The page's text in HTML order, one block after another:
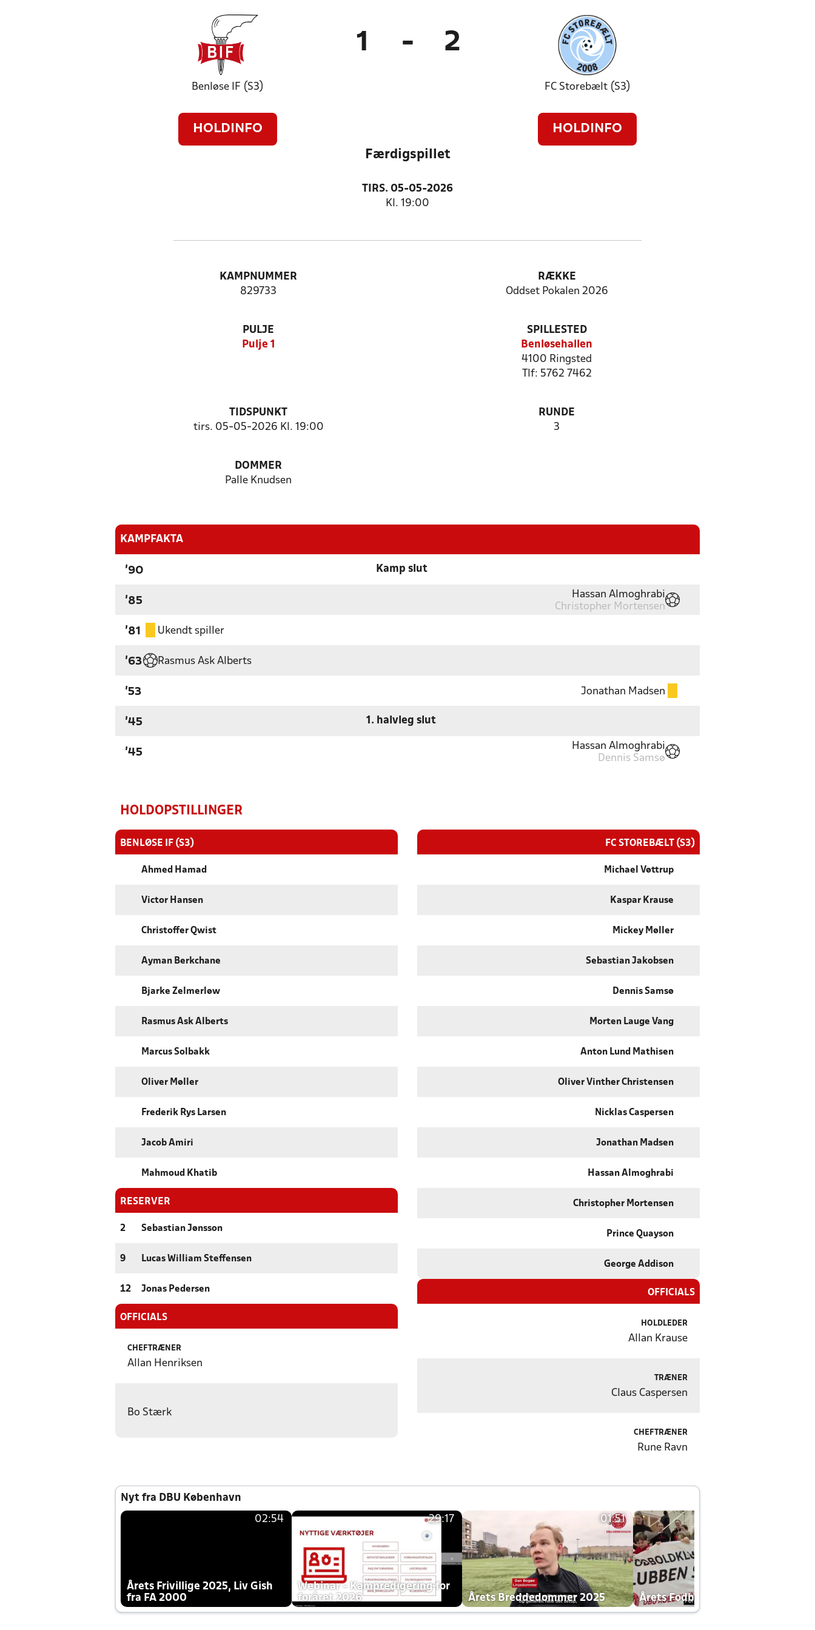
Benløse IF (S3)
HOLDINFO
1 - 2
FC Storebælt (S3)
HOLDINFO
Færdigspillet
TIRS. 05-05-2026
Kl. 19:00
KAMPNUMMER
829733
RÆKKE
Oddset Pokalen 2026
PULJE
Pulje 1
SPILLESTED
Benløsehallen
4100 Ringsted
Tlf: 5762 7462
TIDSPUNKT
tirs. 05-05-2026 Kl. 19:00
RUNDE
3
DOMMER
Palle Knudsen
KAMPFAKTA
'90 Kamp slut
'85
Hassan Almoghrabi
Christopher Mortensen
'81 Ukendt spiller
'63 Rasmus Ask Alberts
'53 Jonathan Madsen
'45 1. halvleg slut
'45
Hassan Almoghrabi
Dennis Samsø
HOLDOPSTILLINGER
BENLØSE IF (S3)
Ahmed Hamad
Victor Hansen
Christoffer Qwist
Ayman Berkchane
Bjarke Zelmerløw
Rasmus Ask Alberts
Marcus Solbakk
Oliver Møller
Frederik Rys Larsen
Jacob Amiri
Mahmoud Khatib
RESERVER
2 Sebastian Jønsson
9 Lucas William Steffensen
12 Jonas Pedersen
OFFICIALS
CHEFTRÆNER
Allan Henriksen
Bo Stærk
FC STOREBÆLT (S3)
Michael Vøttrup
Kaspar Krause
Mickey Møller
Sebastian Jakobsen
Dennis Samsø
Morten Lauge Vang
Anton Lund Mathisen
Oliver Vinther Christensen
Nicklas Caspersen
Jonathan Madsen
Hassan Almoghrabi
Christopher Mortensen
Prince Quayson
George Addison
OFFICIALS
HOLDLEDER
Allan Krause
TRÆNER
Claus Caspersen
CHEFTRÆNER
Rune Ravn
Nyt fra DBU København
02:54
Årets Frivillige 2025, Liv Gish
fra FA 2000
29:17
Webinar - Kampredigering for
foråret 2026
01:51
Årets Breddedommer 2025 Årets Fodboldklub 2025 mp4